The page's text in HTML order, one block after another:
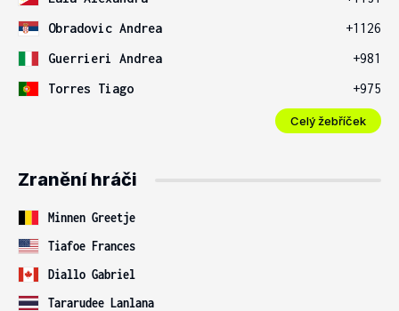
Obradovic Andrea
+1126
Guerrieri Andrea
+981
Torres Tiago
+975
Celý žebříček
Zranění hráči
Minnen Greetje
Tiafoe Frances
Diallo Gabriel
Tararudee Lanlana